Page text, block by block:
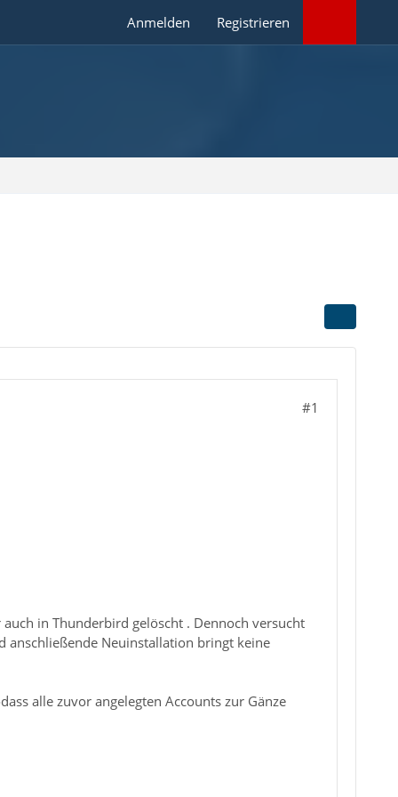
Anmelden Registrieren
#1
in Thunderbird gelöscht . Dennoch versucht
anschließende Neuinstallation bringt keine
alle zuvor angelegten Accounts zur Gänze